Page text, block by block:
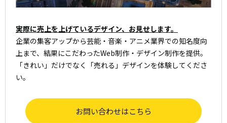
実際に売上を上げているデザイン、お見せします。
企業の集客アップから芸能・音楽・アニメ業界での知名度向
上まで、結果にこだわったWeb制作・デザイン制作を提供。
「きれい」だけでなく「売れる」デザインを体験してくださ
い。
お問い合わせはこちら